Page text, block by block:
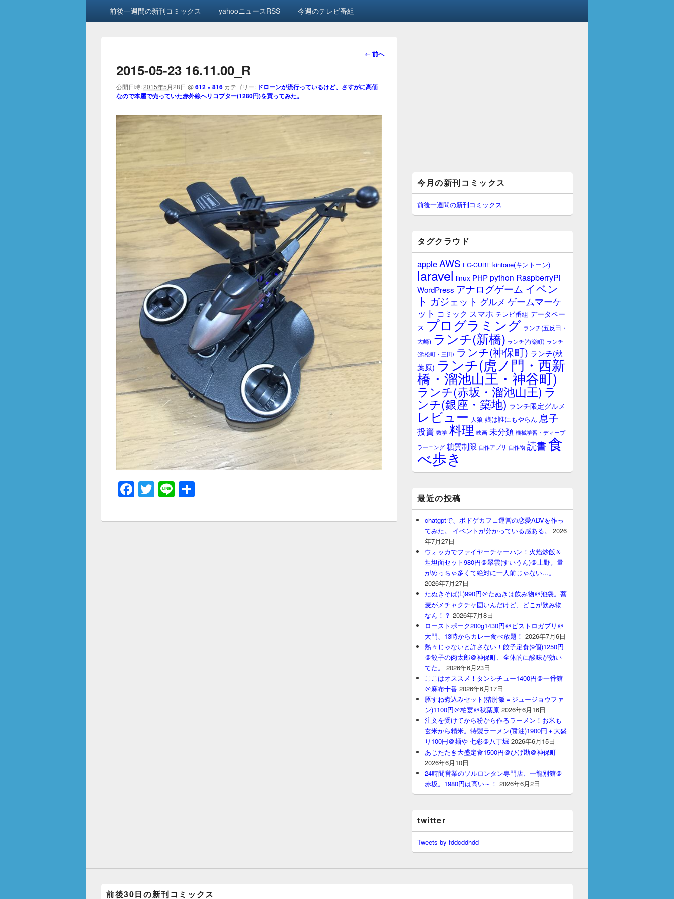
前後一週間の新刊コミックス yahooニュースRSS 今週のテレビ番組
画
ビ
シ
← 前へ
2015-05-23 16.11.00_R
公開日時:2015年5月28日 @612 × 816 カテゴリー: ドローンが流行っているけど、さすがに高価
なので本屋で売っていた赤外線ヘリコプター(1280円)を買ってみた。
F
c
T
tt
Li
e
イ
ン
サ
イ
ー
ジ
ッ
ト
今月の新刊コミックス
前後一週間の新刊コミックス
タグクラウド
appleAWS EC-CUBE kintone(キントーン)
laravel linux PHPpython RaspberryPi
WordPress アナログゲーム イベン
ト ガジェット グルメ ゲームマーケ
ット コミック スマホ テレビ番組 データベー
ス プログラミング ランチ(五反田・
大崎) ランチ(新橋) ランチ(有楽町) ランチ
(浜松町・三田) ランチ(神保町) ランチ(秋
葉原) ランチ(虎ノ門・西新
橋・溜池山王・神谷町)
ランチ(赤坂・溜池山王) ラ
ンチ(銀座・築地) ランチ限定グルメ
レビュー 人狼 娘は誰にもやらん 息子
投資 数学 料理 映画 未分類 機械学習・ディープ
ラーニング 糖質制限 自作アプリ 自作物 読書食
べ歩き
最近の投稿
chatgptで、ボドゲカフェ運営の恋愛ADVを作っ
てみた。 イベントが分かっている感ある。
2026
年7月27日
ウォッカでファイヤーチャーハン！火焰炒飯＆
坦坦面セット980円＠翠雲(すいうん)＠上野。量
がめっちゃ多くて絶対に一人前じゃない…。
2026年7月27日
たぬきそば(L)990円＠たぬきは飲み物＠池袋。蕎
麦がメチャクチャ固いんだけど、どこが飲み物
なん！？ 2026年7月8日
ローストポーク200g1430円＠ビストロガブリ＠
大門、13時からカレー食べ放題！ 2026年7月6日
熱々じゃないと許さない！餃子定食(9個)1250円
＠餃子の肉太郎＠神保町、全体的に酸味が効い
てた。
2026年6月23日
ここはオススメ！タンシチュー1400円＠一番館
＠麻布十番 2026年6月17日
豚すね煮込みセット(猪肘飯＝ジュージョウファ
ン)1100円＠柏宴＠秋葉原 2026年6月16日
注文を受けてから粉から作るラーメン！お米も
玄米から精米。特製ラーメン(醤油)1900円＋大盛
り100円＠麺や 七彩＠八丁堀 2026年6月15日
あじたたき大盛定食1500円＠ひげ勘＠神保町
2026年6月10日
24時間営業のソルロンタン専門店、一龍別館＠
赤坂。1980円は高い～！ 2026年6月2日
twitter
Tweets by fddcddhdd
前後30日の新刊コミックス